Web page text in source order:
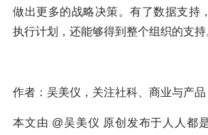
做出更多的战略决策。有了数据支持
执行计划，还能够得到整个组织的支持
作者：吴美仪，关注社科、商业与产品
本文由 @吴美仪 原创发布于人人都